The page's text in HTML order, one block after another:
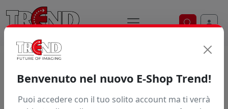
Ricerca
INCHIOSTRO INKTEC UVIONOVA FR120
Benvenuto nel nuovo E-Shop Trend!
Puoi accedere con il tuo solito account ma ti verrà